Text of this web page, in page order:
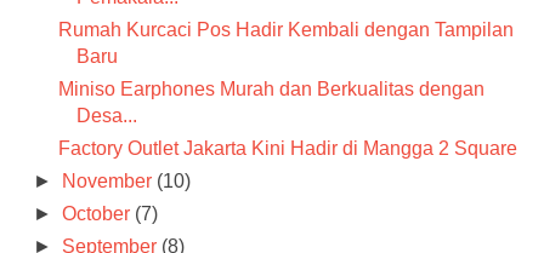
Rumah Kurcaci Pos Hadir Kembali dengan Tampilan
Baru
Miniso Earphones Murah dan Berkualitas dengan
Desa...
Factory Outlet Jakarta Kini Hadir di Mangga 2 Square
►
November (10)
►October (7)
► September (8)